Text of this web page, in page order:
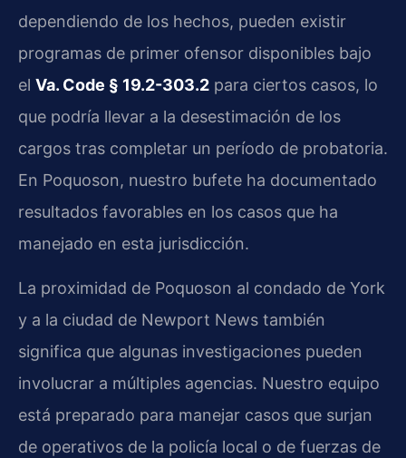
dependiendo de los hechos, pueden existir
programas de primer ofensor disponibles bajo
el Va. Code § 19.2-303.2 para ciertos casos, lo
que podría llevar a la desestimación de los
cargos tras completar un período de probatoria.
En Poquoson, nuestro bufete ha documentado
resultados favorables en los casos que ha
manejado en esta jurisdicción.
La proximidad de Poquoson al condado de York
y a la ciudad de Newport News también
significa que algunas investigaciones pueden
involucrar a múltiples agencias. Nuestro equipo
está preparado para manejar casos que surjan
de operativos de la policía local o de fuerzas de